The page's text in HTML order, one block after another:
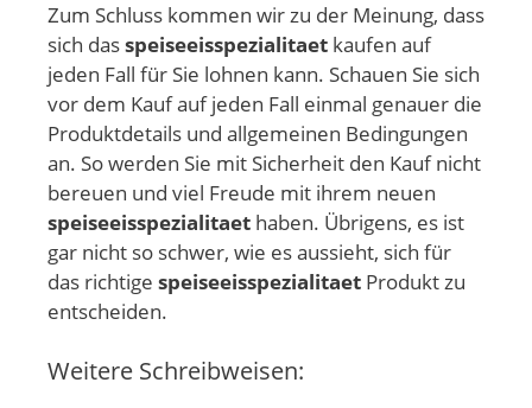
Zum Schluss kommen wir zu der Meinung, dass
sich dasspeiseeisspezialitaet kaufen auf
jeden Fall für Sie lohnen kann. Schauen Sie sich
vor dem Kauf auf jeden Fall einmal genauer die
Produktdetails und allgemeinen Bedingungen
an. So werden Sie mit Sicherheit den Kauf nicht
bereuen und viel Freude mit ihrem neuen
speiseeisspezialitaet haben. Übrigens, es ist
gar nicht so schwer, wie es aussieht, sich für
das richtige speiseeisspezialitaet Produkt zu
entscheiden.
Weitere Schreibweisen: